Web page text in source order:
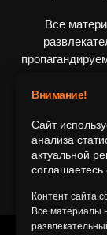
Все
Внимание!
Сайт
анализа
актуальной
соглашаетесь
Контент сайта
Все материалы